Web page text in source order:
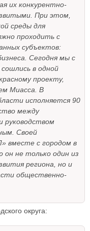
их конкурентно-
При этом,
среды для
проходить с
субъектов:
Сегодня мы с
в одной
проекту,
Миасса. В
исполняется 90
между
Своей
вместе с городом в
он не только один из
региона, но и
общественно-
округа: